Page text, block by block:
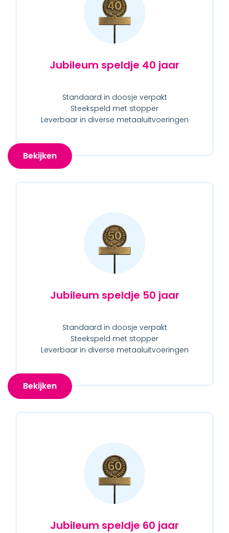
Jubileum speldje 40 jaar
Standaard in doosje verpakt
Steekspeld met stopper
Leverbaar in diverse metaaluitvoeringen
Bekijken
Jubileum speldje 50 jaar
Standaard in doosje verpakt
Steekspeld met stopper
Leverbaar in diverse metaaluitvoeringen
Bekijken
Jubileum speldje 60 jaar